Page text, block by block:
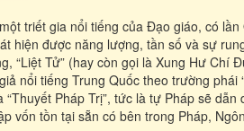
triết gia nổi tiếng của Đạo giáo, có
hiện được năng lượng, tần số và sự
“Liệt Tử” (hay còn gọi là Xung Hư Chí
nổi tiếng Trung Quốc theo trường phái
Pháp Trị”, tức là tự Pháp sẽ
vốn tồn tại sẵn có bên trong Pháp,